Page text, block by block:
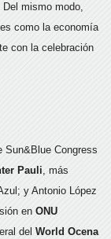
Del mismo modo,
como la economía
con la celebración
Sun&Blue Congress
Pauli, más
y Antonio López
en ONU
del World Ocena